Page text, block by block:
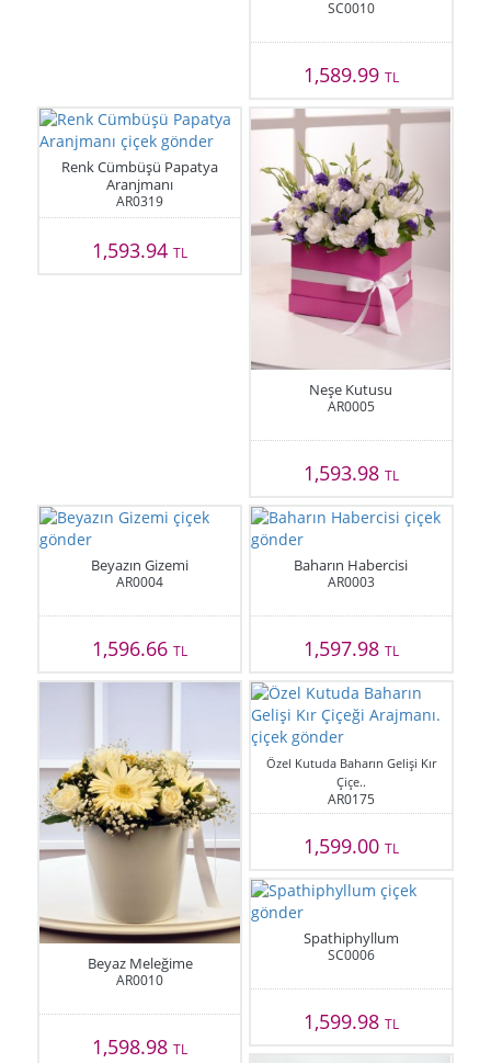
SC0010
1,589.99 TL
Renk Cümbüşü Papatya
Aranjmanı
AR0319
1,593.94TL
Neşe Kutusu
AR0005
1,593.98 TL
Beyazın Gizemi
AR0004
1,596.66TL
Baharın Habercisi
AR0003
1,597.98 TL
Beyaz Meleğime
AR0010
1,598.98TL
Özel Kutuda Baharın Gelişi Kır
Çiçe..
AR0175
1,599.00 TL
Spathiphyllum
SC0006
1,599.98 TL